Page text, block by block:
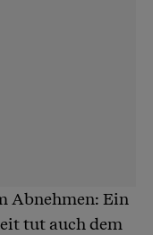
Abnehmen: Ein
tut auch dem